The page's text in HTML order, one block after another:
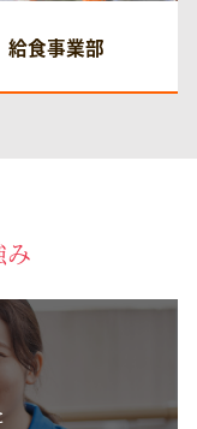
給食事業部
み